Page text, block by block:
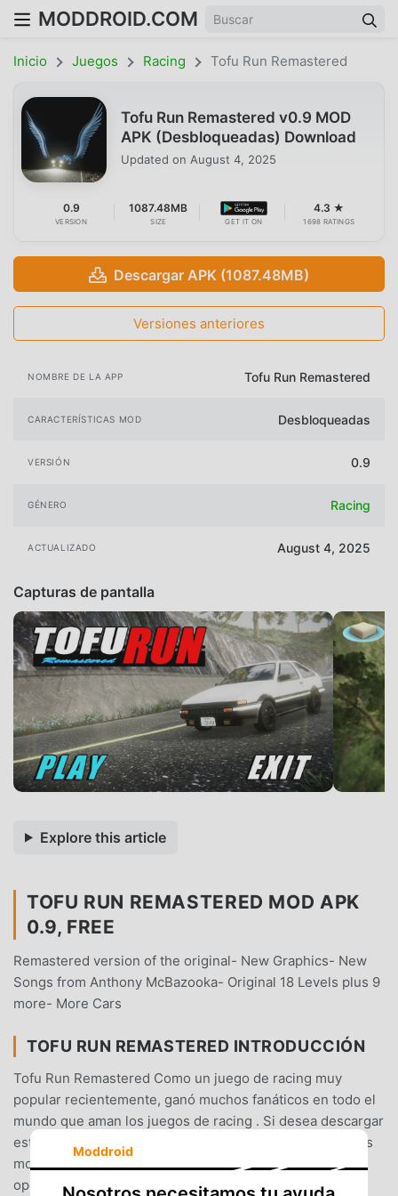
MODDROID.COM
Inicio Juegos Racing Tofu Run Remastered
Tofu Run Remastered v0.9 MOD
APK (Desbloqueadas) Download
Updated on August 4, 2025
0.9
VERSION
1087.48MB
SIZE GET IT ON
4.3 ★
1698 RATINGS
Descargar APK (1087.48MB)
Versiones anteriores
NOMBRE DE LA APP Tofu Run Remastered
CARACTERÍSTICAS MOD Desbloqueadas
VERSIÓN 0.9
GÉNERO Racing
ACTUALIZADO August 4, 2025
Capturas de pantalla
Explore this article
TOFU RUN REMASTERED MOD APK
0.9, FREE
Remastered version of the original- New Graphics- New
Songs from Anthony McBazooka- Original 18 Levels plus 9
more- More Cars
TOFU RUN REMASTERED INTRODUCCIÓN
Tofu Run Remastered Como un juego de racing muy
popular recientemente, ganó muchos fanáticos en todo el
mundo que aman los juegos de racing . Si desea descargar
este juego, como el sitio de descarga de juegos gratuitos
mod apk más grande del mundo, moddroid es su mejor
opción. moddroid no solo te brinda la última versión
Moddroid